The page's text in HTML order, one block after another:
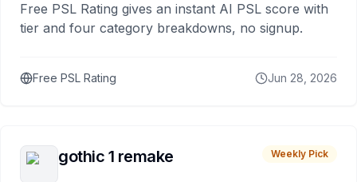
Free PSL Rating gives an instant AI PSL score with
tier and four category breakdowns, no signup.
Free PSL Rating Jun 28, 2026
gothic 1 remake Weekly Pick